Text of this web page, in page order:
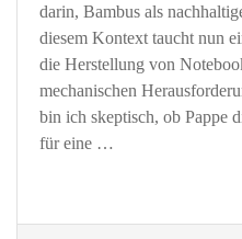
darin, Bambus als
diesem Kontext taucht nun
die Herstellung von
mechanischen
bin ich skeptisch, ob Pappe
für eine …